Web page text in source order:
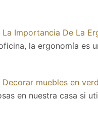
La Importancia De La
la ergonomía es
Decorar muebles en
en nuestra casa si